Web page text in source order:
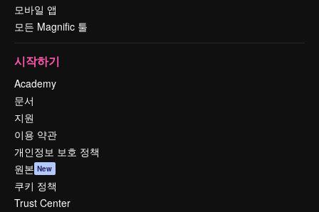
모바일 앱
모든 Magnific 툴
시작하기
Academy
문서
지원
이용 약관
개인정보 보호 정책
원본 New
쿠키 정책
Trust Center